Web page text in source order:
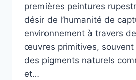
premières peintures
désir de l’humanité de
environnement à travers
œuvres primitives, souvent
des pigments naturels
et…